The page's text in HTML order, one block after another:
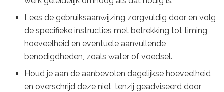
Lees de gebruiksaanwijzing zorgvuldig door en volg
de specifieke instructies met betrekking tot timing,
hoeveelheid en eventuele aanvullende
benodigdheden, zoals water of voedsel.
Houd je aan de aanbevolen dagelijkse hoeveelheid
en overschrijd deze niet, tenzij geadviseerd door